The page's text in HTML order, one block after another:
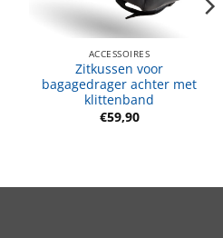
ACCESSOIRES
Zitkussen voor
bagagedrager achter met
klittenband
€59,90